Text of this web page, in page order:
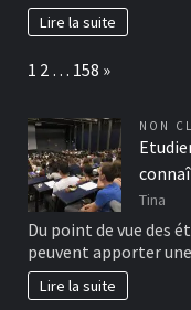
Lire la suite
Page:
1 2 … 158 Next
»
NON
Tina
Du point de vue des
peuvent apporter
Lire la suite